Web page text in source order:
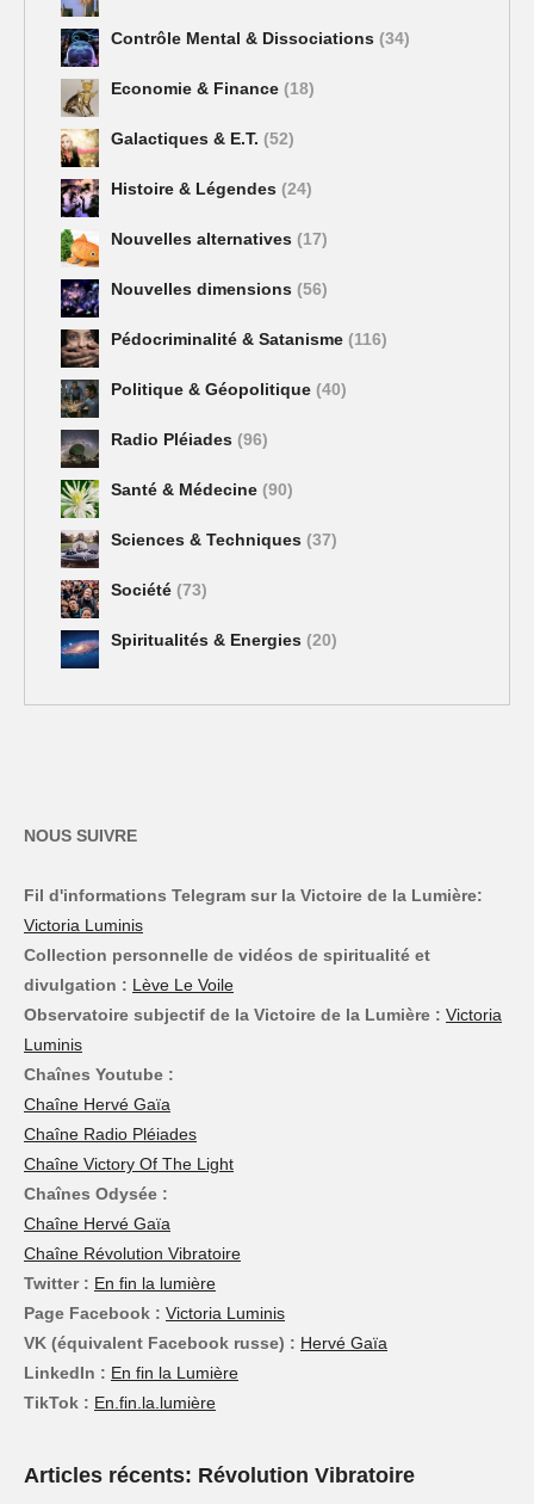
Contrôle Mental & Dissociations (34)
Economie & Finance (18)
Galactiques & E.T. (52)
Histoire & Légendes (24)
Nouvelles alternatives (17)
Nouvelles dimensions (56)
Pédocriminalité & Satanisme (116)
Politique & Géopolitique (40)
Radio Pléiades (96)
Santé & Médecine (90)
Sciences & Techniques (37)
Société (73)
Spiritualités & Energies (20)
NOUS SUIVRE
Fil d'informations Telegram sur la Victoire de la Lumière:
Victoria Luminis
Collection personnelle de vidéos de spiritualité et
divulgation : Lève Le Voile
Observatoire subjectif de la Victoire de la Lumière : Victoria
Luminis
Chaînes Youtube :
Chaîne Hervé Gaïa
Chaîne Radio Pléiades
Chaîne Victory Of The Light
Chaînes Odysée :
Chaîne Hervé Gaïa
Chaîne Révolution Vibratoire
Twitter : En fin la lumière
Page Facebook : Victoria Luminis
VK (équivalent Facebook russe) : Hervé Gaïa
LinkedIn : En fin la Lumière
TikTok : En.fin.la.lumière
Articles récents: Révolution Vibratoire